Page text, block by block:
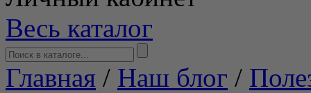
Весь каталог
Главная / Наш блог /